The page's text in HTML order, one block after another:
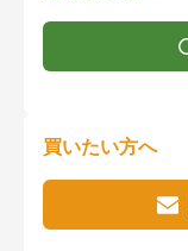
買いたい方へ